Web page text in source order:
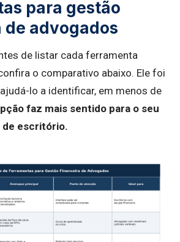
para gestão
advogados
de listar cada ferramenta
o comparativo abaixo. Ele foi
lo a identificar, em menos de
faz mais sentido para o seu
de escritório.